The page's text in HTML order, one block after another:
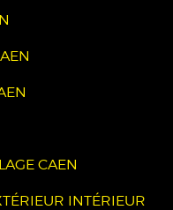
CAEN
INTÉRIEUR